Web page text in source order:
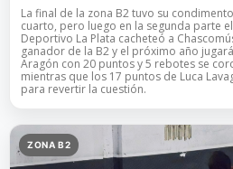
La final de la zona B2 tuvo su
cuarto, pero luego en la segunda parte
Deportivo La Plata cacheteó a
ganador de la B2 y el próximo año
Aragón con 20 puntos y 5 rebotes se
mientras que los 17 puntos de Luca
para revertir la cuestión.
ZONA B2